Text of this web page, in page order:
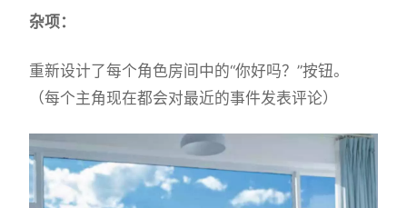
杂项：
重新设计了每个角色房间中的“你好吗？”按钮。
（每个主角现在都会对最近的事件发表评论）